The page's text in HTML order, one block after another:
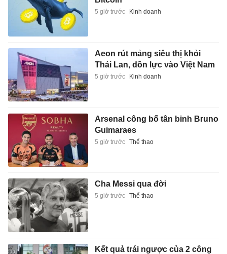
5 giờ trước Kinh doanh
Aeon rút mảng siêu thị khỏi
Thái Lan, dồn lực vào Việt Nam
5 giờ trước Kinh doanh
Arsenal công bố tân binh Bruno
Guimaraes
5 giờ trước Thể thao
Cha Messi qua đời
5 giờ trước Thể thao
Kết quả trái ngược của 2 công